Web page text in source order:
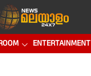
ENTERTAINMENT